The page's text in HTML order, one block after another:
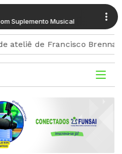
Suplemento Musical Manhã
de Francisco Brennand